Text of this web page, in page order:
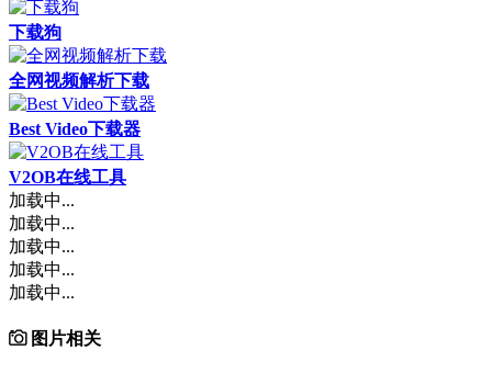
下载狗
全网视频解析下载
Best Video下载器
V2OB在线工具
加载中...
加载中...
加载中...
加载中...
加载中...
图片相关